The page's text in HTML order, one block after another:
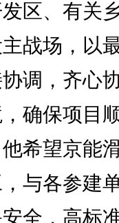
区、有关
战场，以
调，齐心
确保项目
希望京能
与各参建
全，高标